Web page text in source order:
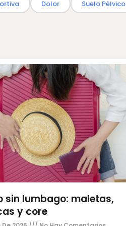
Dolor Suelo Pélvico
sin lumbago: maletas,
y core